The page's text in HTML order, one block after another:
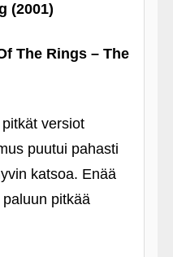
(2001)
The Rings – The
versiot
puutui pahasti
katsoa. Enää
pitkää